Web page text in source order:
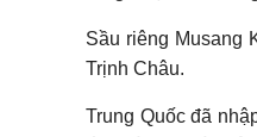
Sầu riêng Musang
Trịnh Châu.
Trung Quốc đã